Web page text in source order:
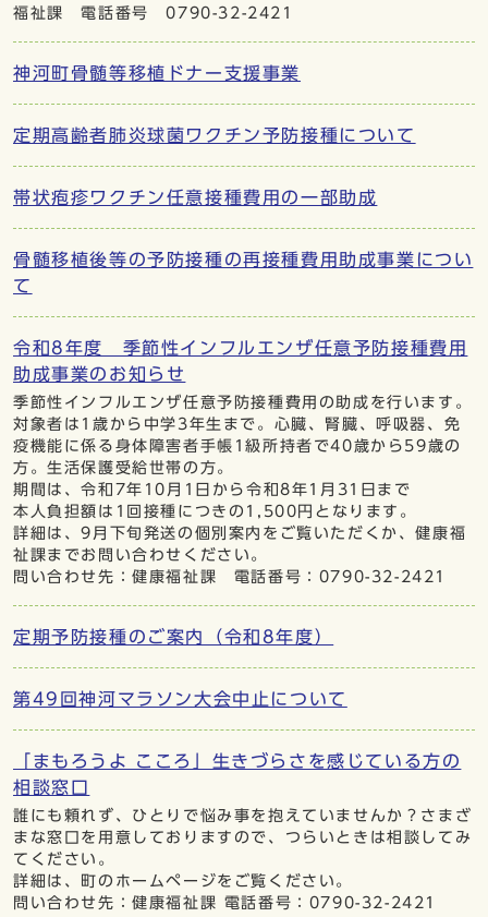
福祉課 電話番号 0790-32-2421
神河町骨髄等移植ドナー支援事業
定期高齢者肺炎球菌ワクチン予防接種について
帯状疱疹ワクチン任意接種費用の一部助成
骨髄移植後等の予防接種の再接種費用助成事業につい
て
令和8年度 季節性インフルエンザ任意予防接種費用
助成事業のお知らせ
季節性インフルエンザ任意予防接種費用の助成を行います。
対象者は1歳から中学3年生まで。心臓、腎臓、呼吸器、免
疫機能に係る身体障害者手帳1級所持者で40歳から59歳の
方。生活保護受給世帯の方。
期間は、令和7年10月1日から令和8年1月31日まで
本人負担額は1回接種につきの1,500円となります。
詳細は、9月下旬発送の個別案内をご覧いただくか、健康福
祉課までお問い合わせください。
問い合わせ先：健康福祉課 電話番号：0790-32-2421
定期予防接種のご案内（令和8年度）
第49回神河マラソン大会中止について
「まもろうよ こころ」生きづらさを感じている方の
相談窓口
誰にも頼れず、ひとりで悩み事を抱えていませんか？さまざ
まな窓口を用意しておりますので、つらいときは相談してみ
てください。
詳細は、町のホームページをご覧ください。
問い合わせ先：健康福祉課 電話番号：0790-32-2421